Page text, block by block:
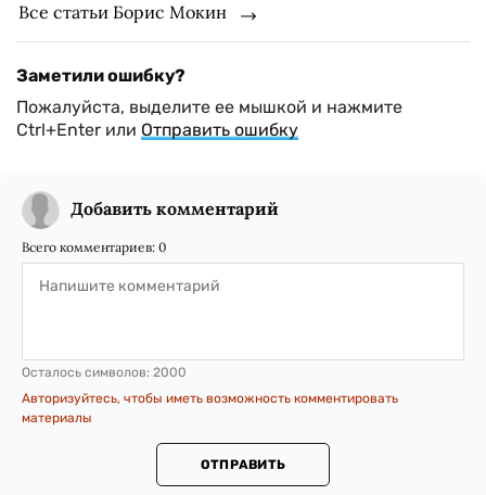
Все статьи Борис Мокин
Заметили ошибку?
Пожалуйста, выделите ее мышкой и нажмите
Ctrl+Enter или Отправить ошибку
Добавить комментарий
Всего комментариев: 0
Осталось символов: 2000
Авторизуйтесь, чтобы иметь возможность комментировать
материалы
ОТПРАВИТЬ